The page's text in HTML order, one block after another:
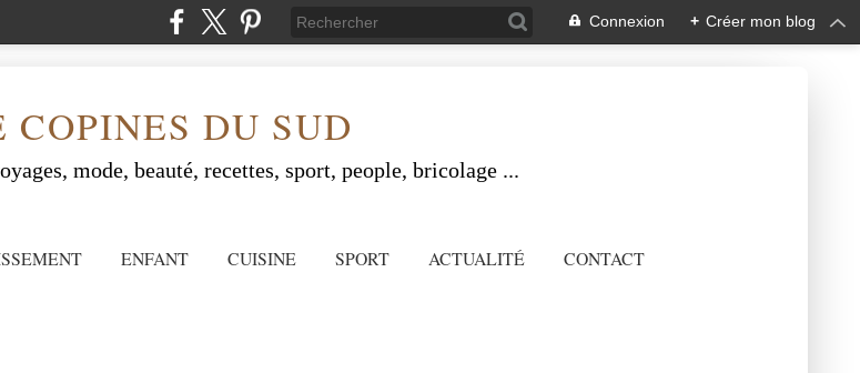
Connexion + Créer mon blog
COPINES DU SUD
mode, beauté, recettes, sport, people, bricolage ...
ENFANT CUISINE SPORT ACTUALITÉ CONTACT